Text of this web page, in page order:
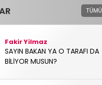
TÜMÜ
Fakir Yilmaz
SAYIN BAKAN YA O TARAFI DA
BİLİYOR MUSUN?